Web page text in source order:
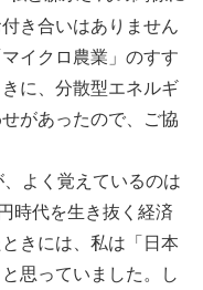
き合いはありません
イクロ農業」のすす
に、分散型エネルギ
があったので、ご協
よく覚えているのは
時代を生き抜く経済
きには、私は「日本
思っていました。し